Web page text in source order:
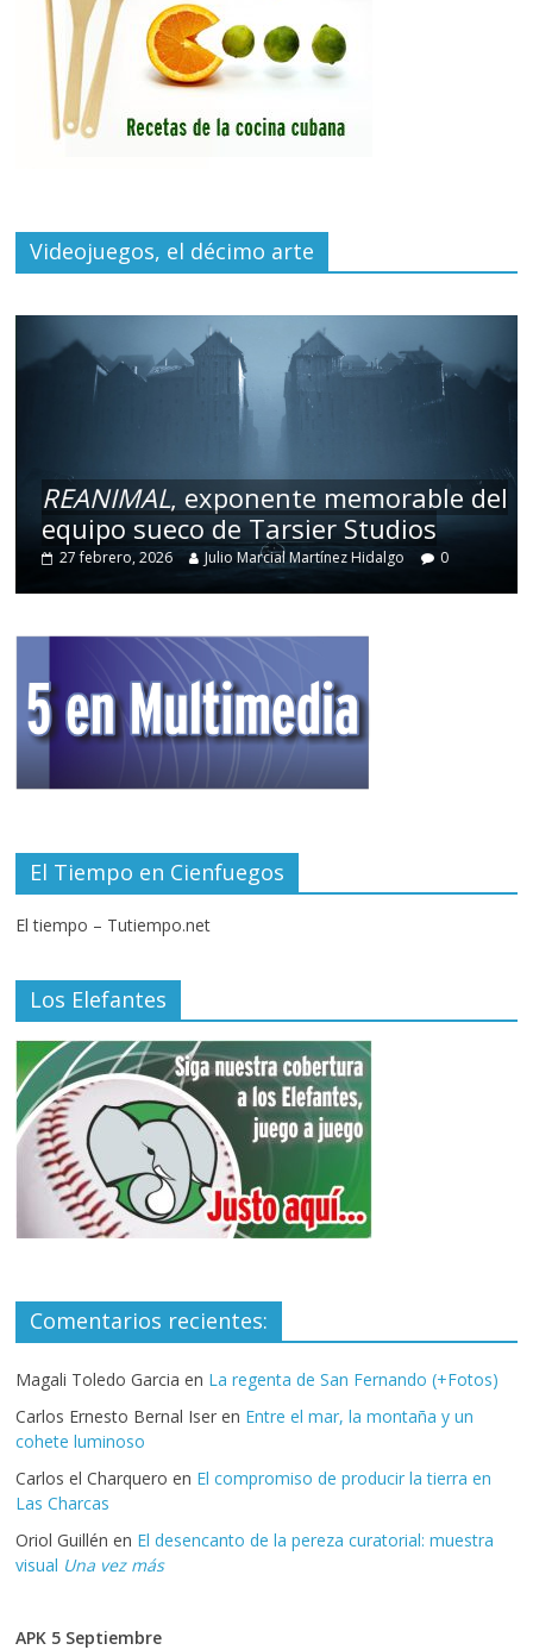
Videojuegos, el décimo arte
REANIMAL, exponente memorable del
equipo sueco de Tarsier Studios
27 febrero, 2026 Julio Marcial Martínez Hidalgo 0
El Tiempo en Cienfuegos
El tiempo – Tutiempo.net
Los Elefantes
Comentarios recientes:
Magali Toledo Garcia en La regenta de San Fernando (+Fotos)
Carlos Ernesto Bernal Iser en Entre el mar, la montaña y un
cohete luminoso
Carlos el Charquero en El compromiso de producir la tierra en
Las Charcas
Oriol Guillén en El desencanto de la pereza curatorial: muestra
visual Una vez más
APK 5 Septiembre